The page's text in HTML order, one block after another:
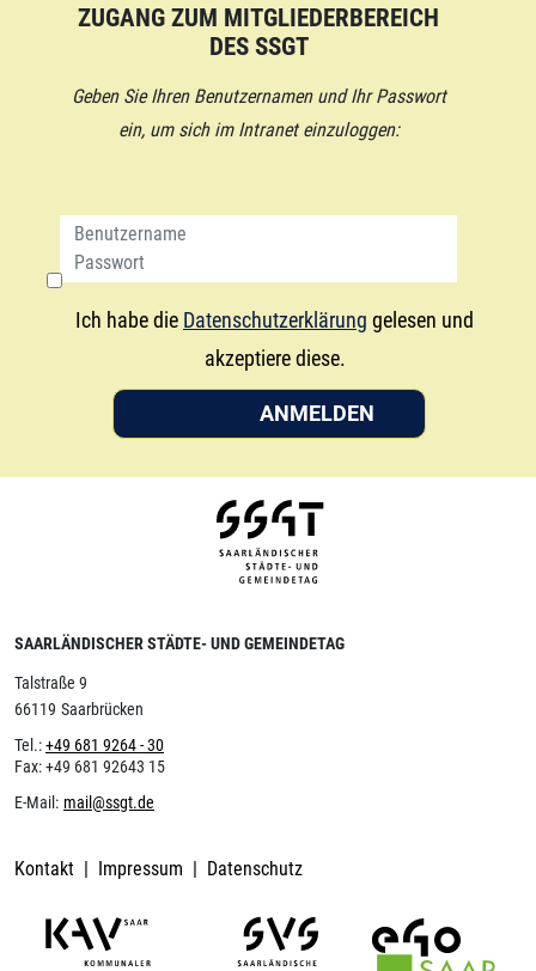
ZUGANG ZUM MITGLIEDERBEREICH
DES SSGT
Geben Sie Ihren Benutzernamen und Ihr Passwort
ein, um sich im Intranet einzuloggen:
Ich habe die Datenschutzerklärung gelesen und
akzeptiere diese.
ANMELDEN
SAARLÄNDISCHER STÄDTE- UND GEMEINDETAG
Talstraße 9
66119 Saarbrücken
Tel.:+49 681 9264 - 30
Fax:+49 681 92643 15
E-Mail: mail@ssgt.de
Kontakt Impressum Datenschutz